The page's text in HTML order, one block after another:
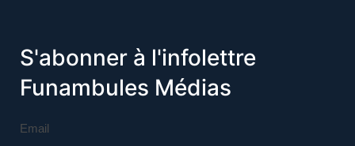
S'abonner à l'infolettre
Funambules Médias
Email